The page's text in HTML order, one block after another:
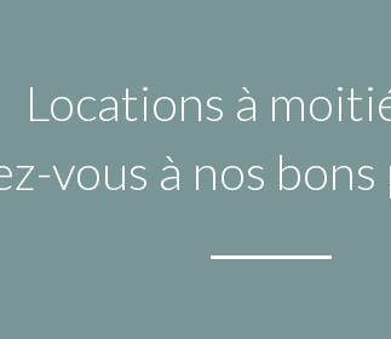
Locations à
vous à nos bons